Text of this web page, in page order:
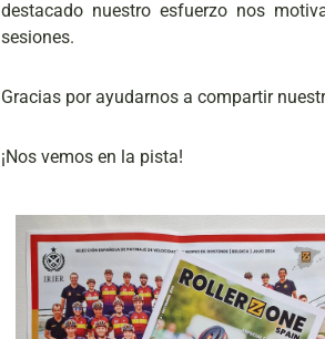
destacado nuestro esfuerzo nos
sesiones.
Gracias por ayudarnos a compartir
¡Nos vemos en la pista!